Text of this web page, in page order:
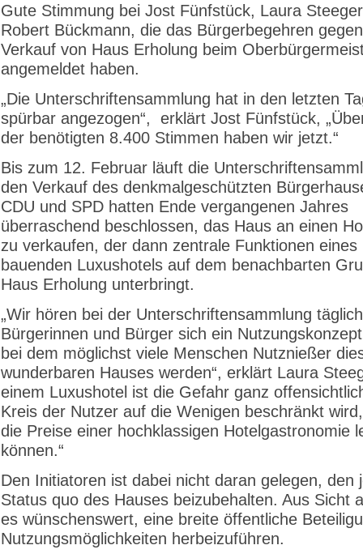
Gute Stimmung bei Jost Fünfstück, Laura
Robert Bückmann, die das Bürgerbegehren
Verkauf von Haus Erholung beim
angemeldet haben.
„Die Unterschriftensammlung hat in den letzten
spürbar angezogen“, erklärt Jost Fünfstück,
der benötigten 8.400 Stimmen haben wir jetzt.“
Bis zum 12. Februar läuft die
den Verkauf des denkmalgeschützten
CDU und SPD hatten Ende vergangenen Jahres
überraschend beschlossen, das Haus an einen
zu verkaufen, der dann zentrale Funktionen eines
bauenden Luxushotels auf dem benachbarten
Haus Erholung unterbringt.
„Wir hören bei der Unterschriftensammlung
Bürgerinnen und Bürger sich ein
bei dem möglichst viele Menschen Nutznießer
wunderbaren Hauses werden“, erklärt Laura
einem Luxushotel ist die Gefahr ganz
Kreis der Nutzer auf die Wenigen beschränkt
die Preise einer hochklassigen Hotelgastronomie
können.“
Den Initiatoren ist dabei nicht daran gelegen, den
Status quo des Hauses beizubehalten. Aus Sicht
es wünschenswert, eine breite öffentliche
Nutzungsmöglichkeiten herbeizuführen.